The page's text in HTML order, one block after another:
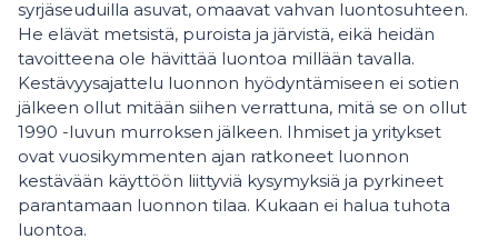
syrjäseuduilla asuvat, omaavat vahvan luontosuhteen.
He elävät metsistä, puroista ja järvistä, eikä heidän
tavoitteena ole hävittää luontoa millään tavalla.
Kestävyysajattelu luonnon hyödyntämiseen ei sotien
jälkeen ollut mitään siihen verrattuna, mitä se on ollut
1990 -luvun murroksen jälkeen. Ihmiset ja yritykset
ovat vuosikymmenten ajan ratkoneet luonnon
kestävään käyttöön liittyviä kysymyksiä ja pyrkineet
parantamaan luonnon tilaa. Kukaan ei halua tuhota
luontoa.